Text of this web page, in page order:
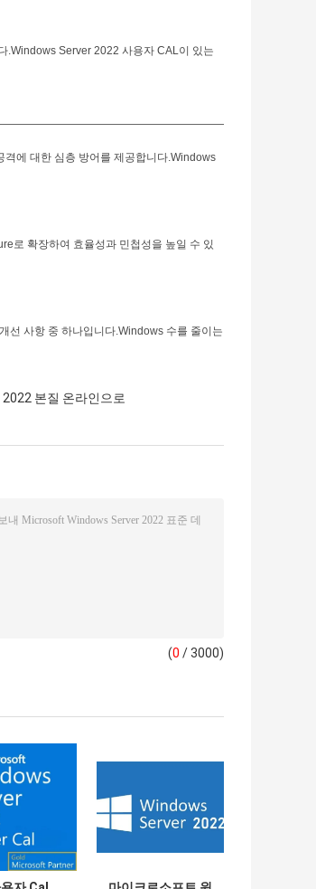
.Windows Server 2022 사용자 CAL이 있는
에 대한 심층 방어를 제공합니다.Windows
로 확장하여 효율성과 민첩성을 높일 수 있
선 사항 중 하나입니다.Windows 수를 줄이는
2022 본질 온라인으로
(0 / 3000)